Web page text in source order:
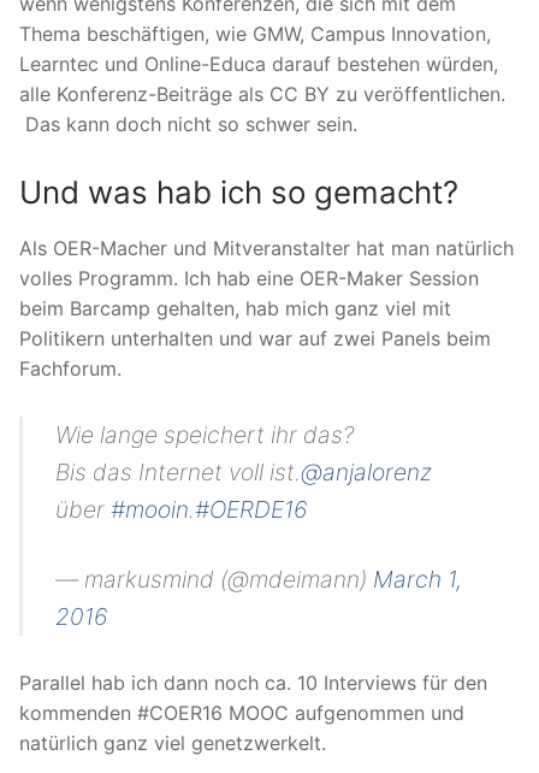
Thema beschäftigen, wie GMW, Campus Innovation,
Learntec und Online-Educa darauf bestehen würden,
alle Konferenz-Beiträge als CC BY zu veröffentlichen.
Das kann doch nicht so schwer sein.
Und was hab ich so gemacht?
Als OER-Macher und Mitveranstalter hat man natürlich
volles Programm. Ich hab eine OER-Maker Session
beim Barcamp gehalten, hab mich ganz viel mit
Politikern unterhalten und war auf zwei Panels beim
Fachforum.
Wie lange speichert ihr das?
Bis das Internet voll ist.@anjalorenz
über#mooin.#OERDE16
— markusmind (@mdeimann) March 1,
2016
Parallel hab ich dann noch ca. 10 Interviews für den
kommenden #COER16 MOOC aufgenommen und
natürlich ganz viel genetzwerkelt.